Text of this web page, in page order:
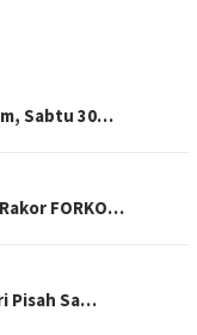
Sabtu 30…
FORKO…
Pisah Sa…